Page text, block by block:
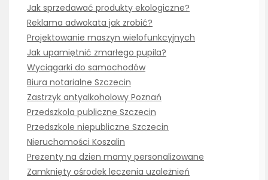
Jak sprzedawać produkty ekologiczne?
Reklama adwokata jak zrobić?
Projektowanie maszyn wielofunkcyjnych
Jak upamiętnić zmarłego pupila?
Wyciągarki do samochodów
Biura notarialne Szczecin
Zastrzyk antyalkoholowy Poznań
Przedszkola publiczne Szczecin
Przedszkole niepubliczne Szczecin
Nieruchomości Koszalin
Prezenty na dzien mamy personalizowane
Zamknięty ośrodek leczenia uzależnień